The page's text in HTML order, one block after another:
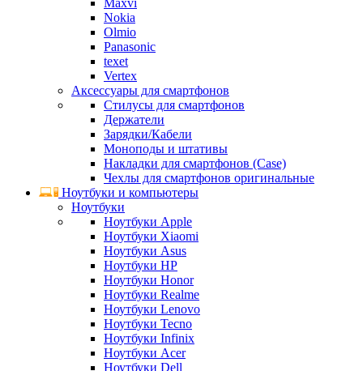
Maxvi
Nokia
Olmio
Panasonic
texet
Vertex
Аксессуары для смартфонов
Стилусы для смартфонов
Держатели
Зарядки/Кабели
Моноподы и штативы
Накладки для смартфонов (Case)
Чехлы для смартфонов оригинальные
Ноутбуки и компьютеры
Ноутбуки
Ноутбуки Apple
Ноутбуки Xiaomi
Ноутбуки Asus
Ноутбуки HP
Ноутбуки Honor
Ноутбуки Realme
Ноутбуки Lenovo
Ноутбуки Tecno
Ноутбуки Infinix
Ноутбуки Acer
Ноутбуки Dell